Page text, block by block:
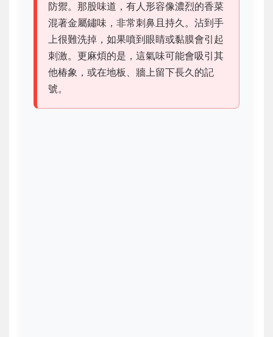
防禦。那股味道，有人形容像濃烈的香菜
混著金屬鏽味，非常刺鼻且持久。沾到手
上很難洗掉，如果噴到眼睛或黏膜會引起
刺激。更麻煩的是，這氣味可能會吸引其
他椿象，或在地板、牆上留下長久的記
號。